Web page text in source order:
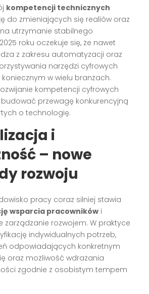
kompetencji technicznych
do zmieniających się realiów oraz
utrzymanie stabilnego
roku oczekuje się, że nawet
z zakresu automatyzacji oraz
narzędzi cyfrowych
w wielu branżach.
kompetencji cyfrowych
przewagę konkurencyjną
o technologię.
i
– nowe
rozwoju
pracy coraz silniej stawia
wsparcia pracowników i
zarządzanie rozwojem. W praktyce
indywidualnych potrzeb,
odpowiadających konkretnym
oraz możliwość wdrażania
zgodnie z osobistym tempem